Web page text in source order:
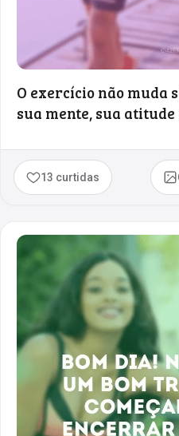
O exercício não muda
sua mente, sua
13 curtidas